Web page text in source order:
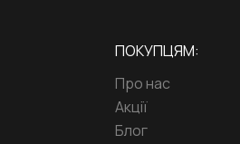
ПОКУПЦЯМ:
Про нас
Акції
Блог